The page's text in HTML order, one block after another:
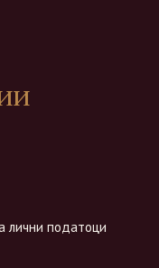
лични податоци